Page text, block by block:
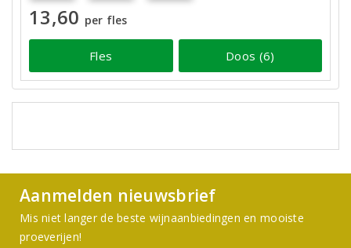
13,60 per fles
Fles Doos (6)
Aanmelden nieuwsbrief
Mis niet langer de beste wijnaanbiedingen en mooiste
proeverijen!